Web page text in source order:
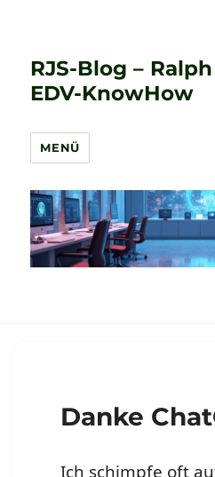
RJS-Blog –
EDV-KnowHow
MENÜ
Danke
Ich schimpfe oft